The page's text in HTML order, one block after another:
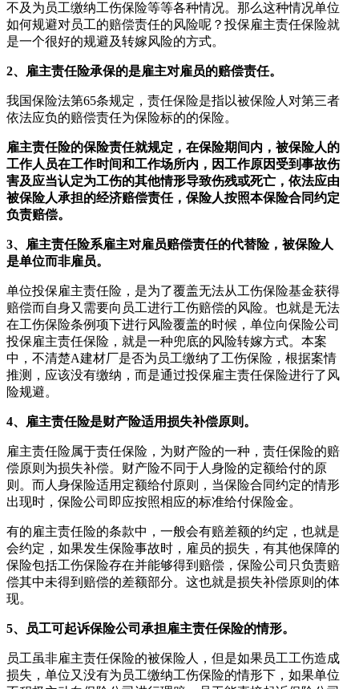
不及为员工缴纳工伤保险等等各种情况。那么这种情况单位
如何规避对员工的赔偿责任的风险呢？投保雇主责任保险就
是一个很好的规避及转嫁风险的方式。
2、雇主责任险承保的是雇主对雇员的赔偿责任。
我国保险法第65条规定，责任保险是指以被保险人对第三者
依法应负的赔偿责任为保险标的的保险。
雇主责任险的保险责任就规定，在保险期间内，被保险人的
工作人员在工作时间和工作场所内，因工作原因受到事故伤
害及应当认定为工伤的其他情形导致伤残或死亡，依法应由
被保险人承担的经济赔偿责任，保险人按照本保险合同约定
负责赔偿。
3、雇主责任险系雇主对雇员赔偿责任的代替险，被保险人
是单位而非雇员。
单位投保雇主责任险，是为了覆盖无法从工伤保险基金获得
赔偿而自身又需要向员工进行工伤赔偿的风险。也就是无法
在工伤保险条例项下进行风险覆盖的时候，单位向保险公司
投保雇主责任保险，就是一种兜底的风险转嫁方式。本案
中，不清楚A建材厂是否为员工缴纳了工伤保险，根据案情
推测，应该没有缴纳，而是通过投保雇主责任保险进行了风
险规避。
4、雇主责任险是财产险适用损失补偿原则。
雇主责任险属于责任保险，为财产险的一种，责任保险的赔
偿原则为损失补偿。财产险不同于人身险的定额给付的原
则。而人身保险适用定额给付原则，当保险合同约定的情形
出现时，保险公司即应按照相应的标准给付保险金。
有的雇主责任险的条款中，一般会有赔差额的约定，也就是
会约定，如果发生保险事故时，雇员的损失，有其他保障的
保险包括工伤保险存在并能够得到赔偿，保险公司只负责赔
偿其中未得到赔偿的差额部分。这也就是损失补偿原则的体
现。
5、员工可起诉保险公司承担雇主责任保险的情形。
员工虽非雇主责任保险的被保险人，但是如果员工工伤造成
损失，单位又没有为员工缴纳工伤保险的情形下，如果单位